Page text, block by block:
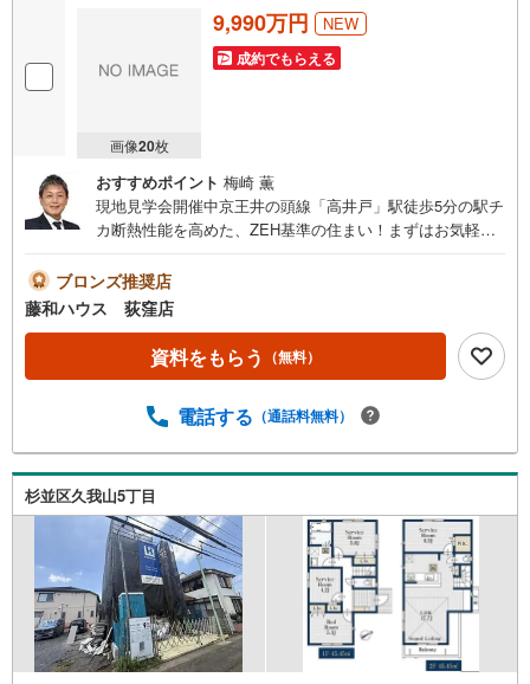
画像20枚
9,990万円 NEW
成約でもらえる
おすすめポイント 梅崎 薫
現地見学会開催中京王井の頭線「高井戸」駅徒歩5分の駅チ
カ断熱性能を高めた、ZEH基準の住まい！まずはお気軽に
ブロンズ推奨店
藤和ハウス 荻窪店
資料をもらう （無料）
電話する （通話料無料）
杉並区久我山5丁目